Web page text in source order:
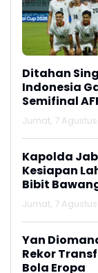
Ditahan
Indonesia
Semifinal
Jumat, 7 Agustus
Kapolda
Kesiapan
Bibit
Jumat, 7 Agustus
Yan
Rekor
Bola Eropa